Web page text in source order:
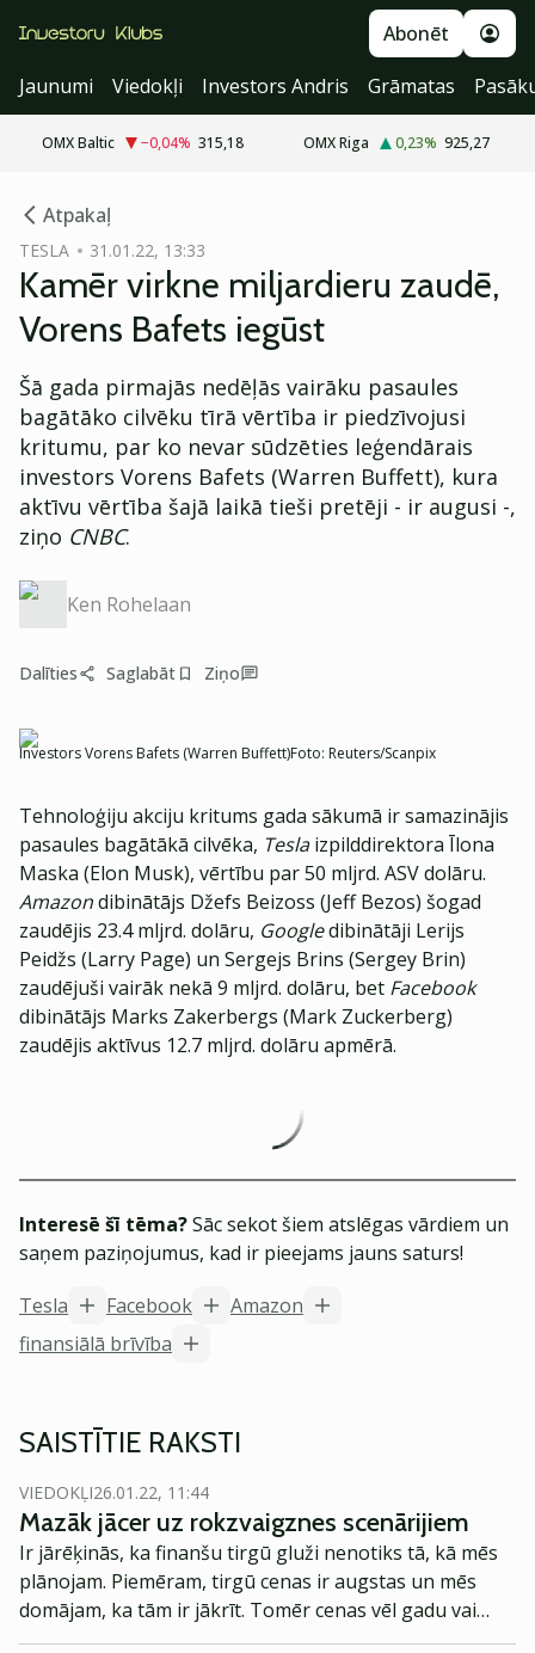
Abonēt
Jaunumi
Viedokļi Investors Andris Grāmatas
OMX Baltic −0,04% 315,18 OMX Riga 0,23% 925,27
Atpakaļ
TESLA 31.01.22, 13:33
Kamēr virkne miljardieru zaudē,
Vorens Bafets iegūst
Šā gada pirmajās nedēļās vairāku pasaules
bagātāko cilvēku tīrā vērtība ir piedzīvojusi
kritumu, par ko nevar sūdzēties leģendārais
investors Vorens Bafets (Warren Buffett), kura
aktīvu vērtība šajā laikā tieši pretēji - ir augusi -,
ziņo CNBC.
Ken Rohelaan
Dalīties Saglabāt Ziņo
Investors Vorens Bafets (Warren Buffett)Foto: Reuters/Scanpix
Tehnoloģiju akciju kritums gada sākumā ir samazinājis
pasaules bagātākā cilvēka, Teslaizpilddirektora Īlona
Maska (Elon Musk), vērtību par 50 mljrd. ASV dolāru.
Amazondibinātājs Džefs Beizoss (Jeff Bezos) šogad
zaudējis 23.4 mljrd. dolāru, Googledibinātāji Lerijs
Peidžs (Larry Page) un Sergejs Brins (Sergey Brin)
zaudējuši vairāk nekā 9 mljrd. dolāru, bet Facebook
dibinātājs Marks Zakerbergs (Mark Zuckerberg)
zaudējis aktīvus 12.7 mljrd. dolāru apmērā.
Interesē šī tēma?Sāc sekot šiem atslēgas vārdiem un
saņem paziņojumus, kad ir pieejams jauns saturs!
Tesla
Facebook
Amazon
finansiālā brīvība
SAISTĪTIE RAKSTI
VIEDOKĻI26.01.22, 11:44
Mazāk jācer uz rokzvaigznes scenārijiem
Ir jārēķinās, ka finanšu tirgū gluži nenotiks tā, kā mēs
plānojam. Piemēram, tirgū cenas ir augstas un mēs
domājam, ka tām ir jākrīt. Tomēr cenas vēl gadu vai
divus var turpināt pieaugt, kas nozīmē, ka tad iet tirgū